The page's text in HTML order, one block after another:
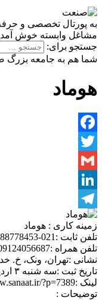
به پورتال تخصصی و
مشاغل وابسته خوش
جستجو برای:
شما هم به جامعه بزرگ
هوماد
Facebook
Twitter
Gmail
LinkedIn
Telegram
زمینه کاری : هوماد
تلفن ثابت :021-88778453
تلفن همراه :
نشانی :تهران، ونک، خ.
تاریخ ثبت :سه شنبه ۳ اردیبهشت ۱۳۹۸
لینک :?p=7389
توضیحات :